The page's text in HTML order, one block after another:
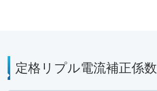
定格リプル電流補正係数